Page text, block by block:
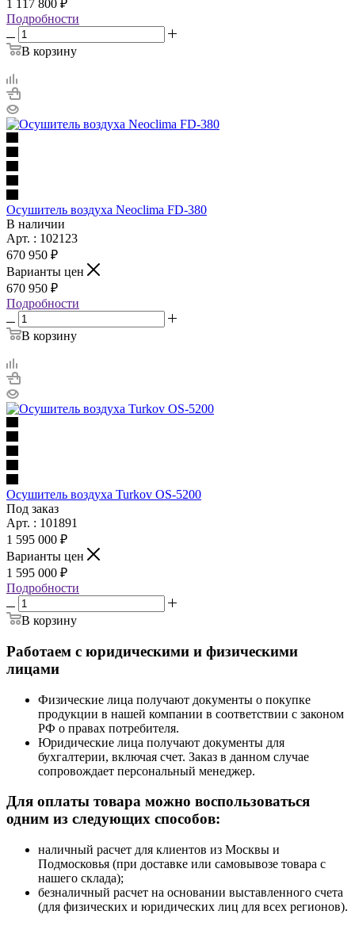
1 117 800 ₽
Подробности
В корзину
Осушитель воздуха Neoclima FD-380
В наличии
Арт. : 102123
670 950 ₽
Варианты цен
670 950 ₽
Подробности
В корзину
Осушитель воздуха Turkov OS-5200
Под заказ
Арт. : 101891
1 595 000 ₽
Варианты цен
1 595 000 ₽
Подробности
В корзину
Работаем с юридическими и физическими
лицами
Физические лица получают документы о покупке
продукции в нашей компании в соответствии с законом
РФ о правах потребителя.
Юридические лица получают документы для
бухгалтерии, включая счет. Заказ в данном случае
сопровождает персональный менеджер.
Для оплаты товара можно воспользоваться
одним из следующих способов:
наличный расчет для клиентов из Москвы и
Подмосковья (при доставке или самовывозе товара с
нашего склада);
безналичный расчет на основании выставленного счета
(для физических и юридических лиц для всех регионов).